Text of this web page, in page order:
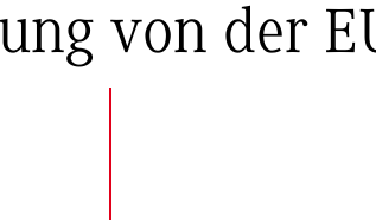
von der